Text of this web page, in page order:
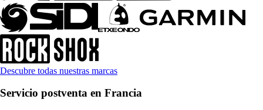
Descubre todas nuestras marcas
Servicio postventa en Francia